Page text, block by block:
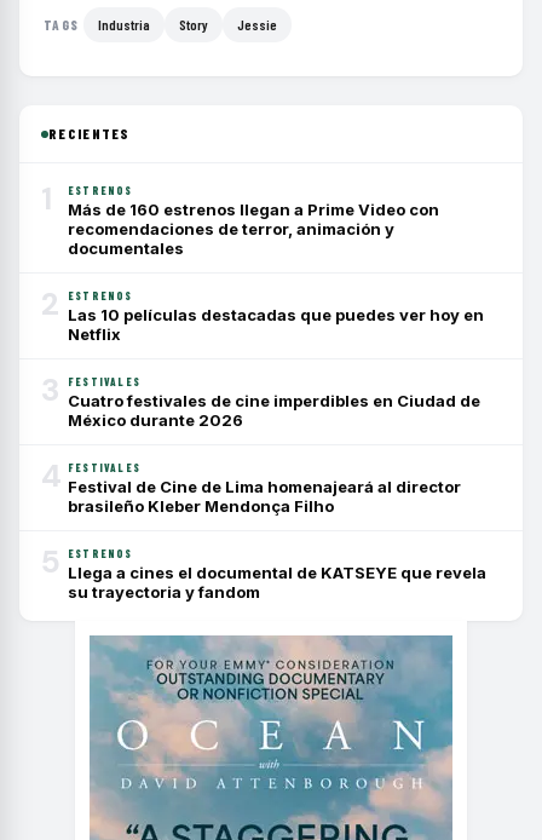
TAGS Industria Story Jessie
RECIENTES
1 ESTRENOS
Más de 160 estrenos llegan a Prime Video con
recomendaciones de terror, animación y
documentales
2 ESTRENOS
Las 10 películas destacadas que puedes ver hoy en
Netflix
3 FESTIVALES
Cuatro festivales de cine imperdibles en Ciudad de
México durante 2026
4 FESTIVALES
Festival de Cine de Lima homenajeará al director
brasileño Kleber Mendonça Filho
5 ESTRENOS
Llega a cines el documental de KATSEYE que revela
su trayectoria y fandom